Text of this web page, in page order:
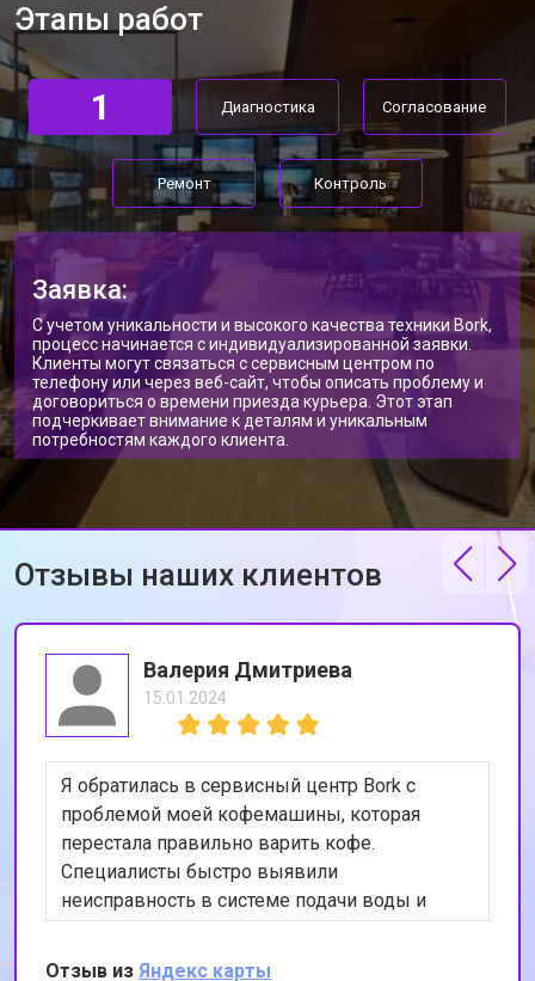
Замена сканера массажного кресла
Ремонт пневмокамеры от 3900 ₽ Заказать
Ремонт пневмосистемы от 4500 ₽ Заказать
Ремонт пульта управления от 4200 ₽ Заказать
Ремонт электропроводки от 3900 ₽ Заказать
Ремонт сканера массажного кресла
Bork
от 4800 ₽ Заказать
Ремонт купюроприемника от 4700 ₽ Заказать
Замена сетевого трансформатора от 4500 ₽ Заказать
Ремонт микро-лифта от 5500 ₽ Заказать
Этапы работ
1 Диагностика Согласование
Ремонт Контроль
Заявка:
С учетом уникальности и высокого качества техники Bork,
процесс начинается с индивидуализированной заявки.
Клиенты могут связаться с сервисным центром по
телефону или через веб-сайт, чтобы описать проблему и
договориться о времени приезда курьера. Этот этап
подчеркивает внимание к деталям и уникальным
потребностям каждого клиента.
Отзывы наших клиентов
Валерия Дмитриева
15.01.2024
Я обратилась в сервисный центр Bork с
проблемой моей кофемашины, которая
перестала правильно варить кофе.
Специалисты быстро выявили
неисправность в системе подачи воды и
устранили её. Теперь моя кофемашина
работает как новая. Я очень довольна
Отзыв из Яндекс карты